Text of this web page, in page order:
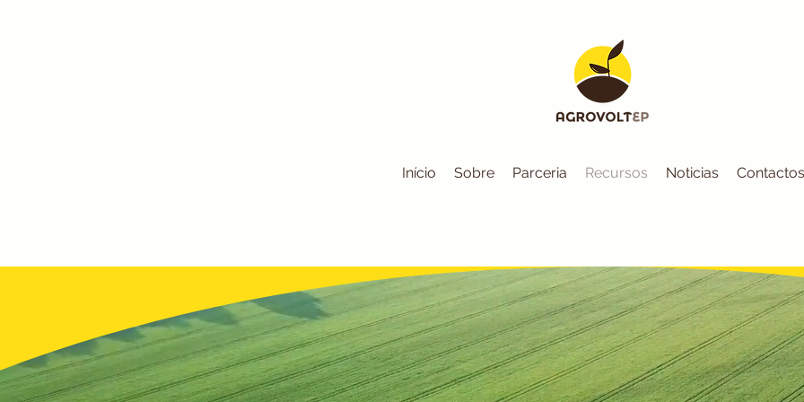
Início Sobre Parceria Recursos Noticias Contactos